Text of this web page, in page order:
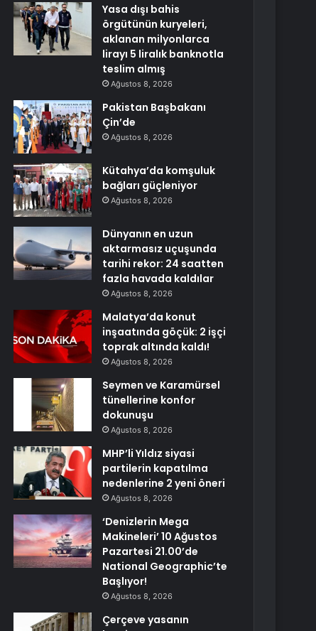
Yasa dışı bahis
örgütünün kuryeleri,
aklanan milyonlarca
lirayı 5 liralık banknotla
teslim almış
Ağustos 8, 2026
Pakistan Başbakanı
Çin’de
Ağustos 8, 2026
Kütahya’da komşuluk
bağları güçleniyor
Ağustos 8, 2026
Dünyanın en uzun
aktarmasız uçuşunda
tarihi rekor: 24 saatten
fazla havada kaldılar
Ağustos 8, 2026
Malatya’da konut
inşaatında göçük: 2 işçi
toprak altında kaldı!
Ağustos 8, 2026
Seymen ve Karamürsel
tünellerine konfor
dokunuşu
Ağustos 8, 2026
MHP’li Yıldız siyasi
partilerin kapatılma
nedenlerine 2 yeni öneri
Ağustos 8, 2026
‘Denizlerin Mega
Makineleri’ 10 Ağustos
Pazartesi 21.00’de
National Geographic’te
Başlıyor!
Ağustos 8, 2026
Çerçeve yasanın